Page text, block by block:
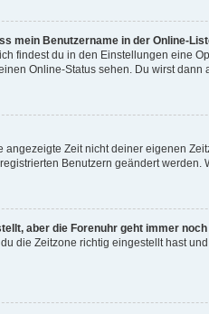
mein Benutzername in der Online-
findest du in den Einstellungen eine
Online-Status sehen. Du wirst dann
Zeit nicht deiner eigenen
Benutzern geändert werden.
aber die Forenuhr geht immer
die Zeitzone richtig eingestellt hast